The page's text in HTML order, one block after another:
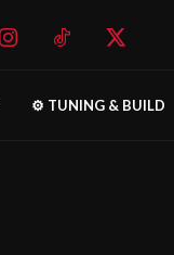
⚙️ TUNING & BUILD